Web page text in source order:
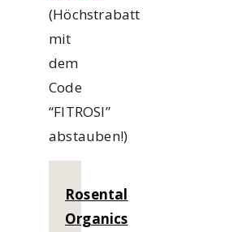
(Höchstrabatt
mit
dem
Code
“FITROSI”
abstauben!)
Rosental
Organics